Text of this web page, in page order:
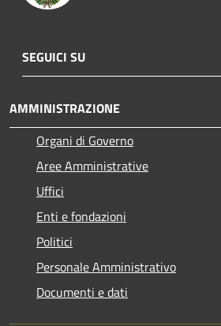
SEGUICI SU
AMMINISTRAZIONE
Organi di Governo
Aree Amministrative
Uffici
Enti e fondazioni
Politici
Personale Amministrativo
Documenti e dati